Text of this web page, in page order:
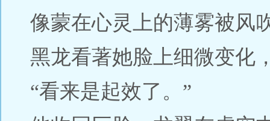
像蒙在心灵上的薄雾被风
黑龙看著她脸上细微变化
“看来是起效了。”